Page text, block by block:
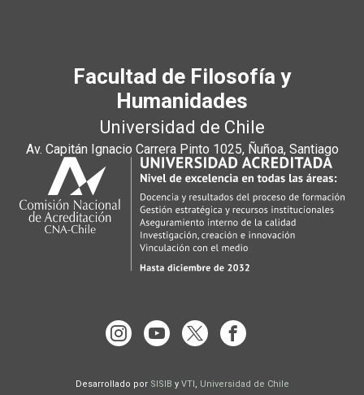
Facultad de Filosofía y
Humanidades
Universidad de Chile
Av. Capitán Ignacio Carrera Pinto 1025, Ñuñoa, Santiago
Desarrollado por SISIB y VTI , Universidad de Chile